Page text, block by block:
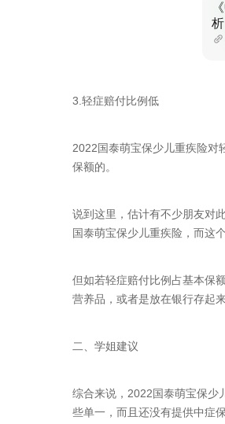
析
3.轻症赔付比例低
2022国泰萌宝保少儿重疾险对
保额的。
说到这里，估计有不少朋友对
国泰萌宝保少儿重疾险，而这
但如若轻症赔付比例占基本保
营养品，或者是放在银行存起
二、学姐建议
综合来说，2022国泰萌宝保少
些单一，而且还没有提供中症